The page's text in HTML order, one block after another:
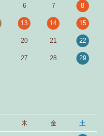
6 7 8
13 14 15
20 21 22
27 28 29
木 金 土